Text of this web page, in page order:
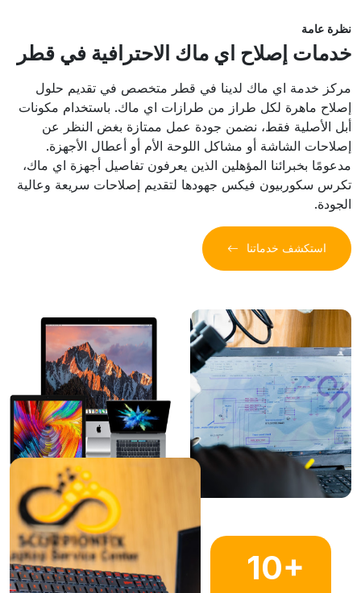
نظرة عامة
خدمات إصلاح اي ماك الاحترافية في قطر
مركز خدمة اي ماك لدينا في قطر متخصص في تقديم حلول
إصلاح ماهرة لكل طراز من طرازات اي ماك. باستخدام مكونات
أبل الأصلية فقط، نضمن جودة عمل ممتازة بغض النظر عن
إصلاحات الشاشة أو مشاكل اللوحة الأم أو أعطال الأجهزة.
مدعومًا بخبرائنا المؤهلين الذين يعرفون تفاصيل أجهزة اي ماك،
تكرس سكوربيون فيكس جهودها لتقديم إصلاحات سريعة وعالية
الجودة.
استكشف خدماتنا
10+